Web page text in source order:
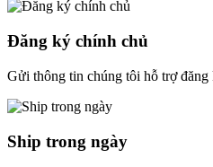
Đăng ký chính chủ
Gửi thông tin chúng tôi hỗ trợ đăng
Ship trong ngày